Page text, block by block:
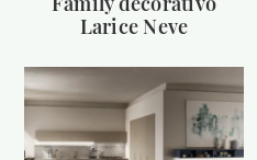
Larice Neve